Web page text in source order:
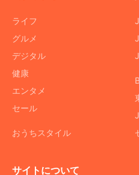
ライフ
グルメ
デジタル
健康
エンタメ
セール
おうちスタイル
サイトについて